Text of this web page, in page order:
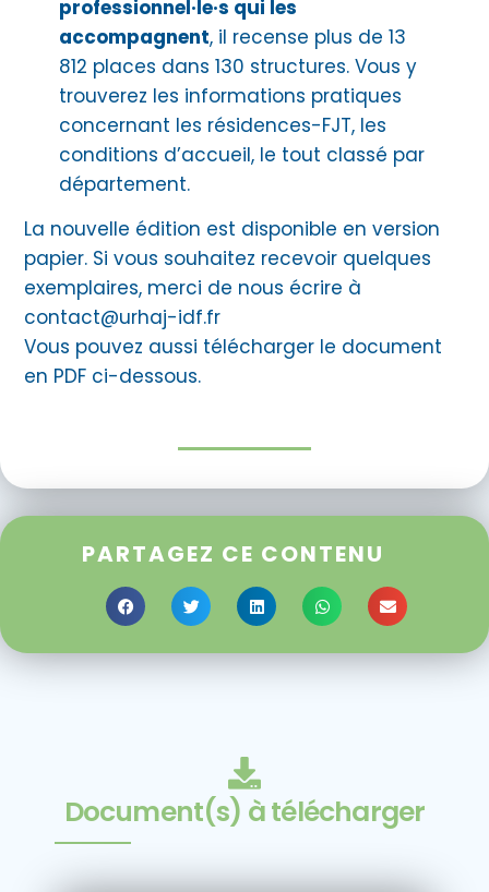
professionnel·le·s qui les
accompagnent, il recense plus de 13
812 places dans 130 structures. Vous y
trouverez les informations pratiques
concernant les résidences-FJT, les
conditions d’accueil, le tout classé par
département.
La nouvelle édition est disponible en version
papier. Si vous souhaitez recevoir quelques
exemplaires, merci de nous écrire à
contact@urhaj-idf.fr
Vous pouvez aussi télécharger le document
en PDF ci-dessous.
PARTAGEZ CE CONTENU
Document(s) à télécharger